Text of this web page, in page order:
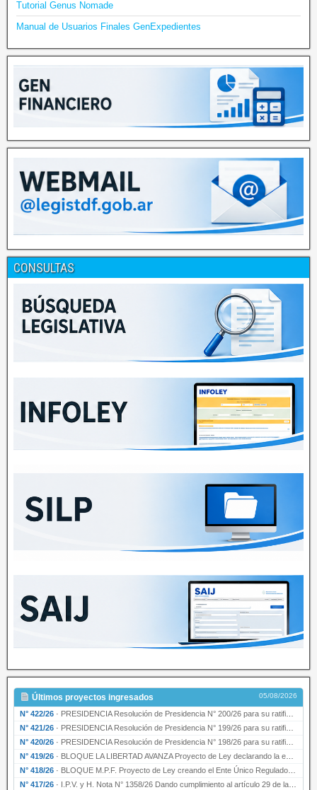
Tutorial Genus Nomade
Manual de Usuarios Finales GenExpedientes
CONSULTAS
Últimos proyectos ingresados 05/08/2026
N° 422/26 · PRESIDENCIA Resolución de Presidencia N° 200/26 para su ratificación.
N° 421/26 · PRESIDENCIA Resolución de Presidencia N° 199/26 para su ratificación.
N° 420/26 · PRESIDENCIA Resolución de Presidencia N° 198/26 para su ratificación.
N° 419/26 · BLOQUE LA LIBERTAD AVANZA Proyecto de Ley declarando la esencialidad del servicio educativ…
N° 418/26 · BLOQUE M.P.F. Proyecto de Ley creando el Ente Único Regulador de servicios públicos de la …
N° 417/26 · I.P.V. y H. Nota N° 1358/26 Dando cumplimiento al artículo 29 de la Ley provincial N° 1399…